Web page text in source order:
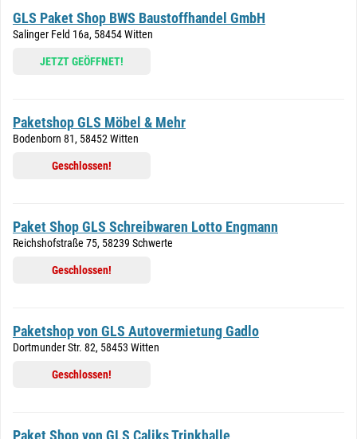
GLS Paket Shop BWS Baustoffhandel GmbH
Salinger Feld 16a, 58454 Witten
JETZT GEÖFFNET!
Paketshop GLS Möbel & Mehr
Bodenborn 81, 58452 Witten
Geschlossen!
Paket Shop GLS Schreibwaren Lotto Engmann
Reichshofstraße 75, 58239 Schwerte
Geschlossen!
Paketshop von GLS Autovermietung Gadlo
Dortmunder Str. 82, 58453 Witten
Geschlossen!
Paket Shop von GLS Caliks Trinkhalle